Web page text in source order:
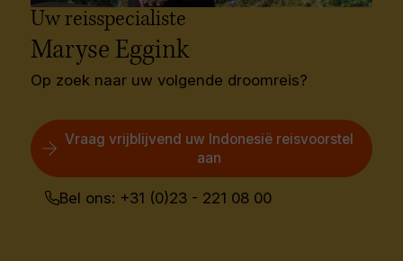
Uw reisspecialiste
Maryse Eggink
Op zoek naar uw volgende droomreis?
Vraag vrijblijvend uw Indonesië reisvoorstel
aan
Bel ons: +31 (0)23 - 221 08 00